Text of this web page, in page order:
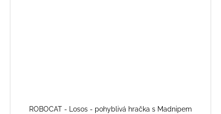
ROBOCAT - Losos - pohyblivá hračka s Madnipem